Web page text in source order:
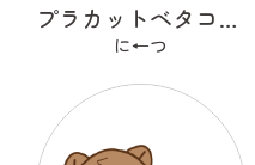
プラカットベタコレクションver.1
に←つ